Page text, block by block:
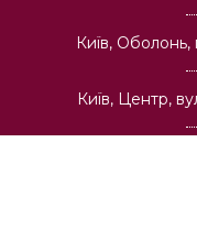
Київ,
Київ, Центр,